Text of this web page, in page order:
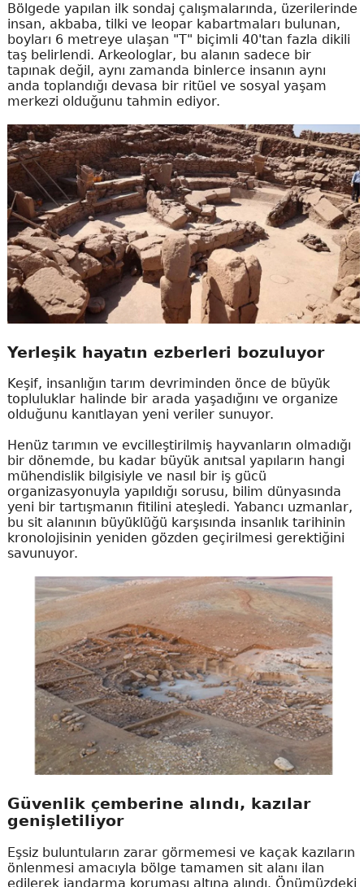
Bölgede yapılan ilk sondaj çalışmalarında, üzerilerinde
insan, akbaba, tilki ve leopar kabartmaları bulunan,
boyları 6 metreye ulaşan "T" biçimli 40'tan fazla dikili
taş belirlendi. Arkeologlar, bu alanın sadece bir
tapınak değil, aynı zamanda binlerce insanın aynı
anda toplandığı devasa bir ritüel ve sosyal yaşam
merkezi olduğunu tahmin ediyor.
Yerleşik hayatın ezberleri bozuluyor
Keşif, insanlığın tarım devriminden önce de büyük
topluluklar halinde bir arada yaşadığını ve organize
olduğunu kanıtlayan yeni veriler sunuyor.
Henüz tarımın ve evcilleştirilmiş hayvanların olmadığı
bir dönemde, bu kadar büyük anıtsal yapıların hangi
mühendislik bilgisiyle ve nasıl bir iş gücü
organizasyonuyla yapıldığı sorusu, bilim dünyasında
yeni bir tartışmanın fitilini ateşledi. Yabancı uzmanlar,
bu sit alanının büyüklüğü karşısında insanlık tarihinin
kronolojisinin yeniden gözden geçirilmesi gerektiğini
savunuyor.
Güvenlik çemberine alındı, kazılar
genişletiliyor
Eşsiz buluntuların zarar görmemesi ve kaçak kazıların
önlenmesi amacıyla bölge tamamen sit alanı ilan
edilerek jandarma koruması altına alındı. Önümüzdeki